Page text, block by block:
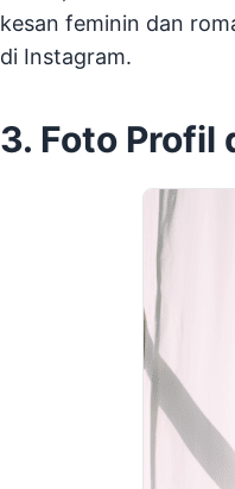
kesan feminin dan
di Instagram.
3. Foto Profil